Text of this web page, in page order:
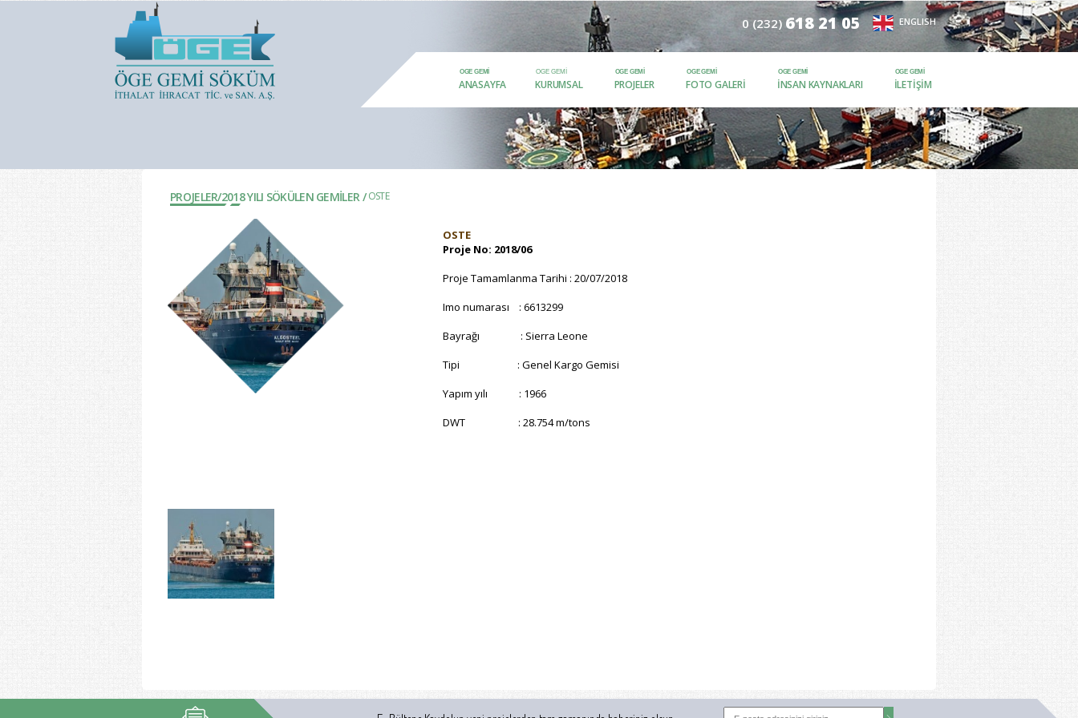
ENGLISH
0 (232) 618 21 05
ANASAYFA KURUMSAL PROJELER FOTO GALERI İNSAN KAYNAKLARI İLETIŞIM
PROJELER/2018 YILI SÖKÜLEN GEMİLER / OSTE
OSTE
Proje No: 2018/06
Proje Tamamlanma Tarihi : 20/07/2018
Imo numarası : 6613299
Bayrağı : Sierra Leone
Tipi : Genel Kargo Gemisi
Yapım yılı : 1966
DWT : 28.754 m/tons